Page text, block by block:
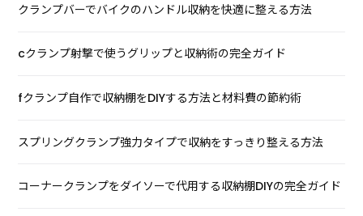
クランプバーでバイクのハンドル収納を快適に整える方法
cクランプ射撃で使うグリップと収納術の完全ガイド
fクランプ自作で収納棚をDIYする方法と材料費の節約術
スプリングクランプ強力タイプで収納をすっきり整える方法
コーナークランプをダイソーで代用する収納棚DIYの完全ガイド